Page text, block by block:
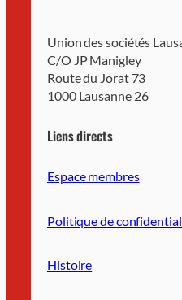
Union des sociétés
C/O JP Manigley
Route du Jorat 73
1000 Lausanne 26
Liens directs
Espace membres
Politique de
Histoire